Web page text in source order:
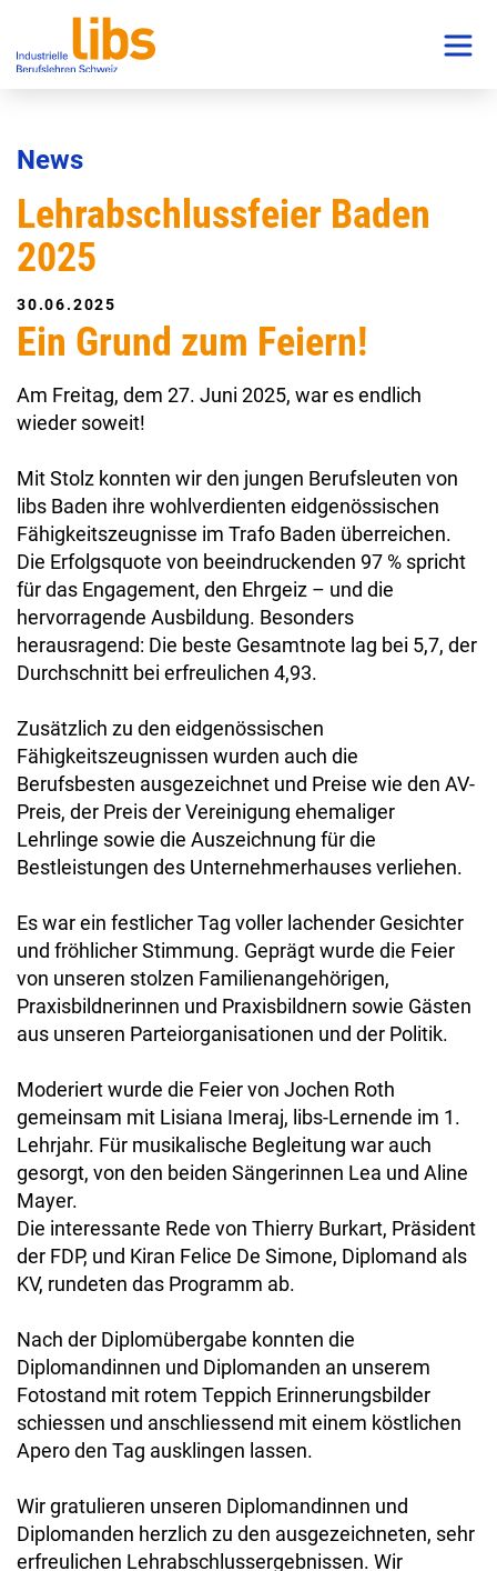
News
Lehrabschlussfeier Baden
2025
30.06.2025
Ein Grund zum Feiern!
Am Freitag, dem 27. Juni 2025, war es endlich
wieder soweit!
Mit Stolz konnten wir den jungen Berufsleuten von
libs Baden ihre wohlverdienten eidgenössischen
Fähigkeitszeugnisse im Trafo Baden überreichen.
Die Erfolgsquote von beeindruckenden 97 % spricht
für das Engagement, den Ehrgeiz – und die
hervorragende Ausbildung. Besonders
herausragend: Die beste Gesamtnote lag bei 5,7, der
Durchschnitt bei erfreulichen 4,93.
Zusätzlich zu den eidgenössischen
Fähigkeitszeugnissen wurden auch die
Berufsbesten ausgezeichnet und Preise wie den AV-
Preis, der Preis der Vereinigung ehemaliger
Lehrlinge sowie die Auszeichnung für die
Bestleistungen des Unternehmerhauses verliehen.
Es war ein festlicher Tag voller lachender Gesichter
und fröhlicher Stimmung. Geprägt wurde die Feier
von unseren stolzen Familienangehörigen,
Praxisbildnerinnen und Praxisbildnern sowie Gästen
aus unseren Parteiorganisationen und der Politik.
Moderiert wurde die Feier von Jochen Roth
gemeinsam mit Lisiana Imeraj, libs-Lernende im 1.
Lehrjahr. Für musikalische Begleitung war auch
gesorgt, von den beiden Sängerinnen Lea und Aline
Mayer.
Die interessante Rede von Thierry Burkart, Präsident
der FDP, und Kiran Felice De Simone, Diplomand als
KV, rundeten das Programm ab.
Nach der Diplomübergabe konnten die
Diplomandinnen und Diplomanden an unserem
Fotostand mit rotem Teppich Erinnerungsbilder
schiessen und anschliessend mit einem köstlichen
Apero den Tag ausklingen lassen.
Wir gratulieren unseren Diplomandinnen und
Diplomanden herzlich zu den ausgezeichneten, sehr
erfreulichen Lehrabschlussergebnissen. Wir